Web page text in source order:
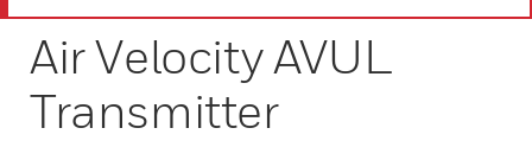
Air Velocity AVUL
Transmitter